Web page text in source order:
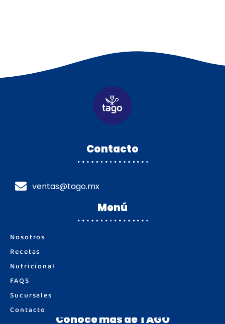
Contacto
ventas@tago.mx
Menú
Nosotros
Recetas
Nutricional
FAQS
Sucursales
Contacto
Conoce más de TAGO